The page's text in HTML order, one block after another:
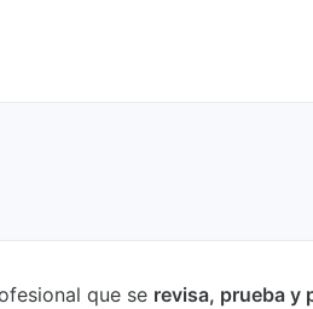
que se revisa, prueba y